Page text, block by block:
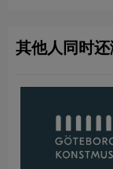
其他人同时还